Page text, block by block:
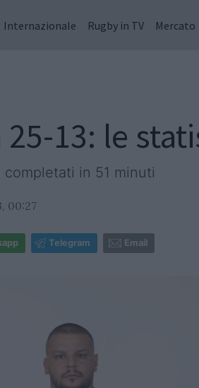
Internazionale Rugby in TV Mercato
25-13: le
completati in 51 minuti
00:27
Telegram Email